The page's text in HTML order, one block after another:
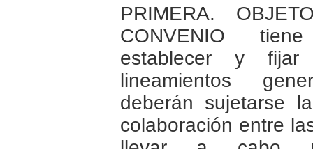
PRIMERA.
CONVENIO
establecer y
lineamientos
deberán sujetarse
colaboración entre